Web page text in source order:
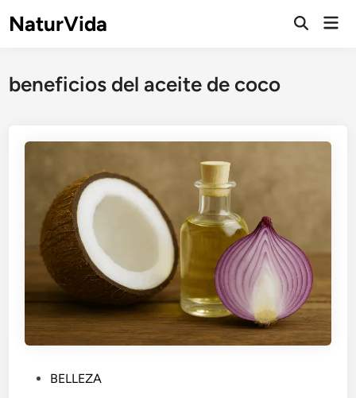
NaturVida
Abrir
beneficios del aceite de coco
BELLEZA